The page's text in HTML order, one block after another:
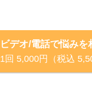
ビデオ/電話で悩みを
1回 5,000円（税込